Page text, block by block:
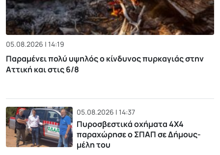
05.08.2026 | 14:19
Παραμένει πολύ υψηλός ο κίνδυνος πυρκαγιάς στην
Αττική και στις 6/8
05.08.2026 | 14:37
Πυροσβεστικά οχήματα 4Χ4
παραχώρησε ο ΣΠΑΠ σε Δήμους-
μέλη του